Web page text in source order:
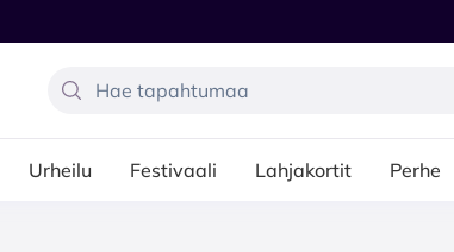
Urheilu Festivaali Lahjakortit Perhe